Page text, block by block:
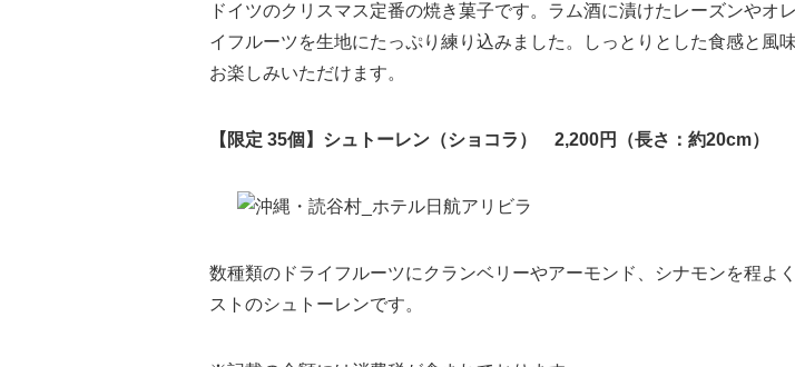
ドイツのクリスマス定番の焼き菓子です。ラム酒に漬けたレーズンやオ
イフルーツを生地にたっぷり練り込みました。しっとりとした食感と風
お楽しみいただけます。
【限定 35個】シュトーレン（ショコラ） 2,200円（長さ：約20cm）
数種類のドライフルーツにクランベリーやアーモンド、シナモンを程よ
ストのシュトーレンです。